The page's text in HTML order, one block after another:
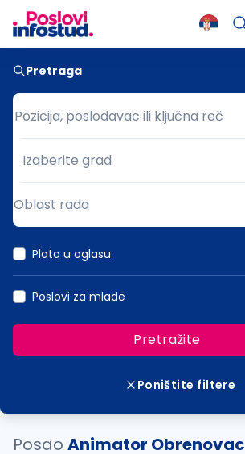
Pretraga
Pozicija, poslodavac ili ključna reč
Pozicija, poslodavac ili ključna reč
Grad
Izaberite grad
Oblast rada
Plata u oglasu
Poslovi za mlade
Pretražite
Poništite filtere
Posao Animator Obrenovac